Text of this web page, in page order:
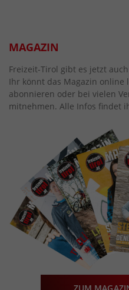
MAGAZIN
Freizeit-Tirol gibt es jetzt auch
Ihr könnt das Magazin online
abonnieren oder bei vielen
mitnehmen. Alle Infos findet
ZUM